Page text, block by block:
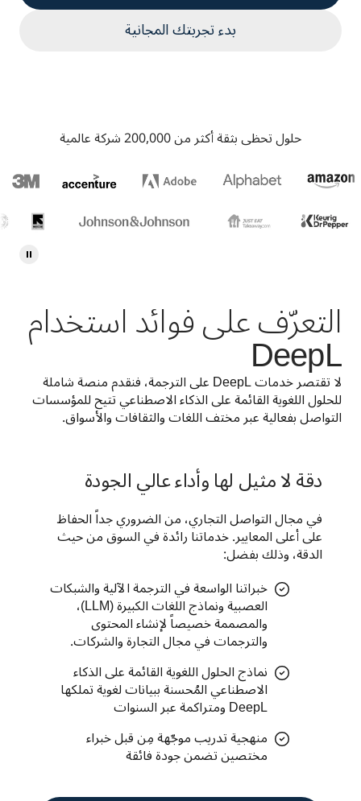
بدء تجربتك المجانية
حلول تحظى بثقة أكثر من 200,000 شركة عالمية
التعرّف على فوائد استخدام
DeepL
التواصل بفعالية عبر مختف اللغات والثقافات والأسواق.
دقة لا مثيل لها وأداء عالي الجودة
الدقة، وذلك بفضل:
خبراتنا الواسعة في الترجمة الآلية والشبكات
العصبية ونماذج اللغات الكبيرة (LLM)،
والمصممة خصيصاً لإنشاء المحتوى
والترجمات في مجال التجارة والشركات.
نماذج الحلول اللغوية القائمة على الذكاء
الاصطناعي المُحسنة ببيانات لغوية تملكها
DeepL ومتراكمة عبر السنوات
منهجية تدريب موجّهة مِن قبل خبراء
مختصين تضمن جودة فائقة